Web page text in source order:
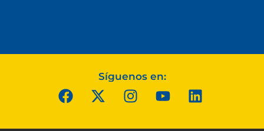
Síguenos en: